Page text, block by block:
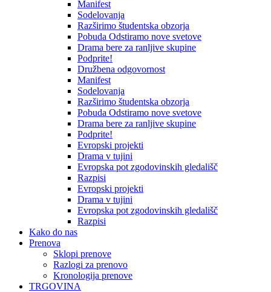
Manifest
Sodelovanja
Razširimo študentska obzorja
Pobuda Odstiramo nove svetove
Drama bere za ranljive skupine
Podprite!
Družbena odgovornost
Manifest
Sodelovanja
Razširimo študentska obzorja
Pobuda Odstiramo nove svetove
Drama bere za ranljive skupine
Podprite!
Evropski projekti
Drama v tujini
Evropska pot zgodovinskih gledališč
Razpisi
Evropski projekti
Drama v tujini
Evropska pot zgodovinskih gledališč
Razpisi
Kako do nas
Prenova
Sklopi prenove
Razlogi za prenovo
Kronologija prenove
TRGOVINA